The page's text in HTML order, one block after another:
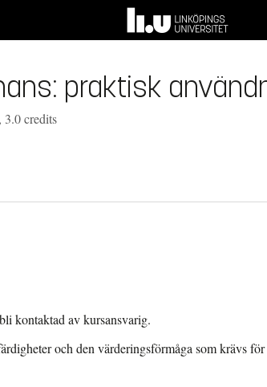
praktisk
3.0 credits
kontaktad av kursansvarig.
och den värderingsförmåga som krävs